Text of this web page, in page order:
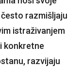
razmišljaju
istraživanjem
konkretne
razvijaju